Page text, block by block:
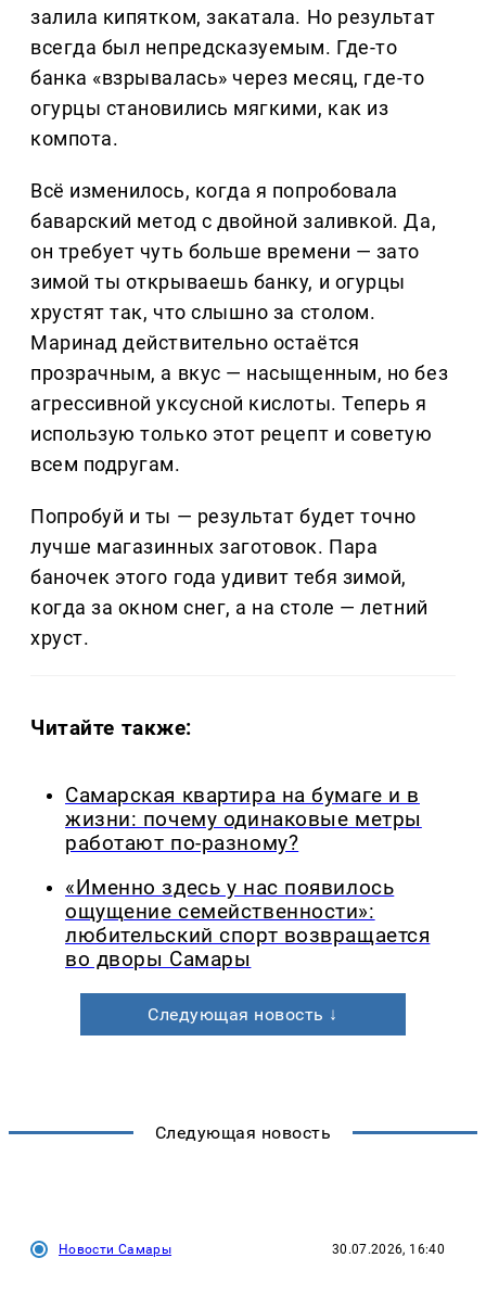
залила кипятком, закатала. Но результат
всегда был непредсказуемым. Где-то
банка «взрывалась» через месяц, где-то
огурцы становились мягкими, как из
компота.
Всё изменилось, когда я попробовала
баварский метод с двойной заливкой. Да,
он требует чуть больше времени — зато
зимой ты открываешь банку, и огурцы
хрустят так, что слышно за столом.
Маринад действительно остаётся
прозрачным, а вкус — насыщенным, но без
агрессивной уксусной кислоты. Теперь я
использую только этот рецепт и советую
всем подругам.
Попробуй и ты — результат будет точно
лучше магазинных заготовок. Пара
баночек этого года удивит тебя зимой,
когда за окном снег, а на столе — летний
хруст.
Читайте также:
Самарская квартира на бумаге и в
жизни: почему одинаковые метры
работают по-разному?
«Именно здесь у нас появилось
ощущение семейственности»:
любительский спорт возвращается
во дворы Самары
Следующая новость ↓
Следующая новость
Новости Самары 30.07.2026, 16:40